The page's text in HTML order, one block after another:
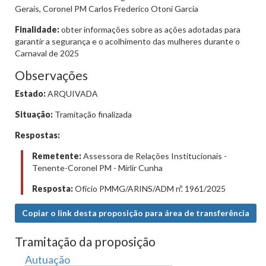
Gerais, Coronel PM Carlos Frederico Otoni Garcia
Finalidade:obter informações sobre as ações adotadas para
garantir a segurança e o acolhimento das mulheres durante o
Carnaval de 2025
Observações
Estado:ARQUIVADA
Situação: Tramitação finalizada
Respostas:
Remetente:Assessora de Relações Institucionais -
Tenente-Coronel PM - Mirlir Cunha
Resposta:Ofício PMMG/ARINS/ADM nº. 1961/2025
Copiar o link desta proposição para área de transferência
Tramitação da proposição
Autuação